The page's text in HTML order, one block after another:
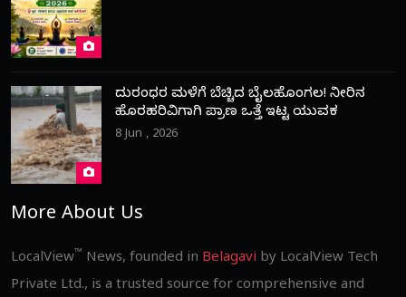
ದುರಂಧರ ಮಳೆಗೆ ಬೆಚ್ಚಿದ ಬೈಲಹೊಂಗಲ! ನೀರಿನ
ಹೊರಹರಿವಿಗಾಗಿ ಪ್ರಾಣ ಒತ್ತೆ ಇಟ್ಟ ಯುವಕ
8 Jun , 2026
More About Us
LocalView™ News, founded in Belagavi by LocalView Tech
Private Ltd., is a trusted source for comprehensive and